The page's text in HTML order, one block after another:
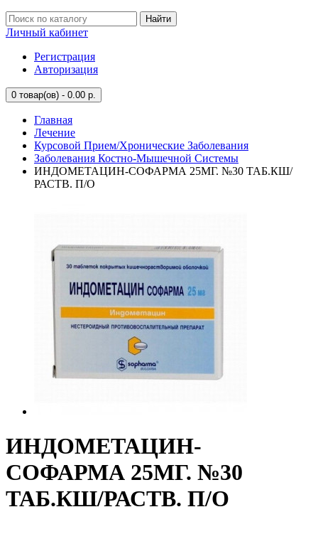
Найти
Личный кабинет
Регистрация
Авторизация
0 товар(ов) - 0.00 р.
Главная
Лечение
Курсовой Прием/Хронические Заболевания
Заболевания Костно-Мышечной Системы
ИНДОМЕТАЦИН-СОФАРМА 25МГ. №30 ТАБ.КШ/
РАСТВ. П/О
ИНДОМЕТАЦИН-
СОФАРМА 25МГ. №30
ТАБ.КШ/РАСТВ. П/О